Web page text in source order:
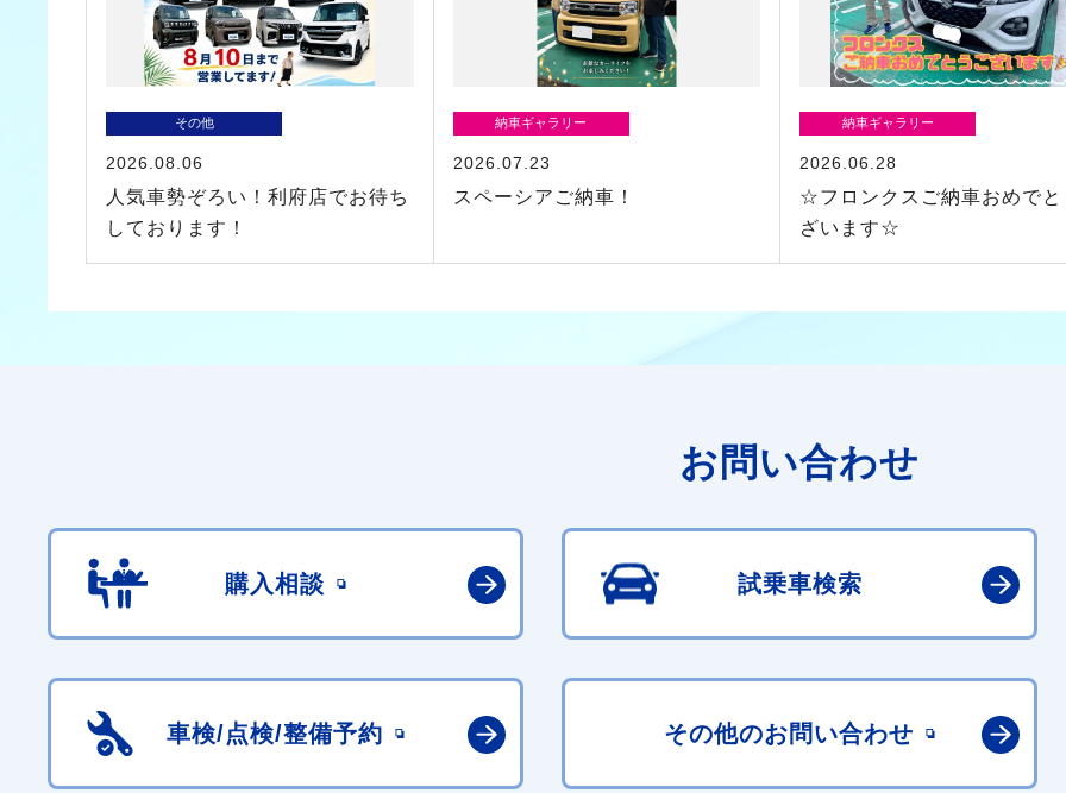
その他
2026.08.06
人気車勢ぞろい！利府店でお待ち
しております！
納車ギャラリー
2026.07.23
スペーシアご納車！
納車ギャラリー
2026.06.28
☆フロンクスご納車おめでと
ざいます☆
お問い合わせ
購入相談 試乗車検索
車検/点検/整備予約 その他のお問い合わせ